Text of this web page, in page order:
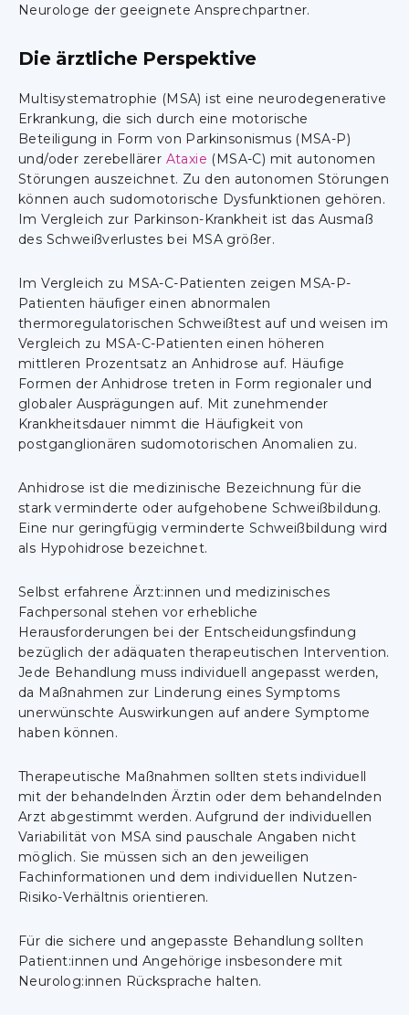
Neurologe der geeignete Ansprechpartner.
Die ärztliche Perspektive
Multisystematrophie (MSA) ist eine neurodegenerative
Erkrankung, die sich durch eine motorische
Beteiligung in Form von Parkinsonismus (MSA-P)
und/oder zerebellärer Ataxie (MSA-C) mit autonomen
Störungen auszeichnet. Zu den autonomen Störungen
können auch sudomotorische Dysfunktionen gehören.
Im Vergleich zur Parkinson-Krankheit ist das Ausmaß
des Schweißverlustes bei MSA größer.
Im Vergleich zu MSA-C-Patienten zeigen MSA-P-
Patienten häufiger einen abnormalen
thermoregulatorischen Schweißtest auf und weisen im
Vergleich zu MSA-C-Patienten einen höheren
mittleren Prozentsatz an Anhidrose auf. Häufige
Formen der Anhidrose treten in Form regionaler und
globaler Ausprägungen auf. Mit zunehmender
Krankheitsdauer nimmt die Häufigkeit von
postganglionären sudomotorischen Anomalien zu.
Anhidrose ist die medizinische Bezeichnung für die
stark verminderte oder aufgehobene Schweißbildung.
Eine nur geringfügig verminderte Schweißbildung wird
als Hypohidrose bezeichnet.
Selbst erfahrene Ärzt:innen und medizinisches
Fachpersonal stehen vor erhebliche
Herausforderungen bei der Entscheidungsfindung
bezüglich der adäquaten therapeutischen Intervention.
Jede Behandlung muss individuell angepasst werden,
da Maßnahmen zur Linderung eines Symptoms
unerwünschte Auswirkungen auf andere Symptome
haben können.
Therapeutische Maßnahmen sollten stets individuell
mit der behandelnden Ärztin oder dem behandelnden
Arzt abgestimmt werden. Aufgrund der individuellen
Variabilität von MSA sind pauschale Angaben nicht
möglich. Sie müssen sich an den jeweiligen
Fachinformationen und dem individuellen Nutzen-
Risiko-Verhältnis orientieren.
Für die sichere und angepasste Behandlung sollten
Patient:innen und Angehörige insbesondere mit
Neurolog:innen Rücksprache halten.